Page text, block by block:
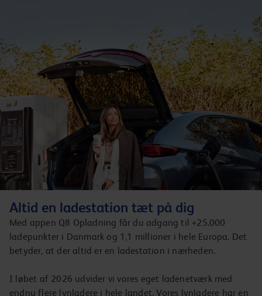
Altid en ladestation tæt på dig
Med appen Q8 Opladning får du adgang til +25.000
ladepunkter i Danmark og 1,1 millioner i hele Europa. Det
betyder, at der altid er en ladestation i nærheden.
I løbet af 2026 udvider vi vores eget ladenetværk med
endnu flere lynladere i hele landet. Vores lynladere har en